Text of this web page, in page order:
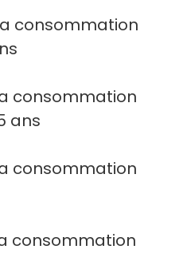
consommation
consommation
ans
consommation
consommation